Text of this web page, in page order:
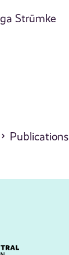
Strümke
Publications